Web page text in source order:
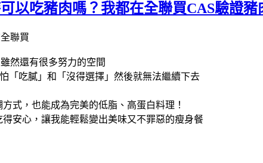
以吃豬肉嗎？我都在全聯買CAS驗證豬
然還有很多努力的空間
「吃膩」和「沒得選擇」然後就無法繼續下去
式，也能成為完美的低脂、高蛋白料理！
安心，讓我能輕鬆變出美味又不罪惡的瘦身餐